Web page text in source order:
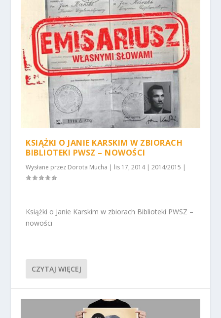
KSIĄŻKI O JANIE KARSKIM W ZBIORACH
BIBLIOTEKI PWSZ – NOWOŚCI
Wysłane przez Dorota Mucha | lis 17, 2014|2014/2015 |
Książki o Janie Karskim w zbiorach Biblioteki PWSZ –
nowości
CZYTAJ WIĘCEJ